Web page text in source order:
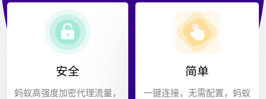
安全
蚂蚁高强度加密代理流量，
简单
一键连接，无需配置，蚂蚁